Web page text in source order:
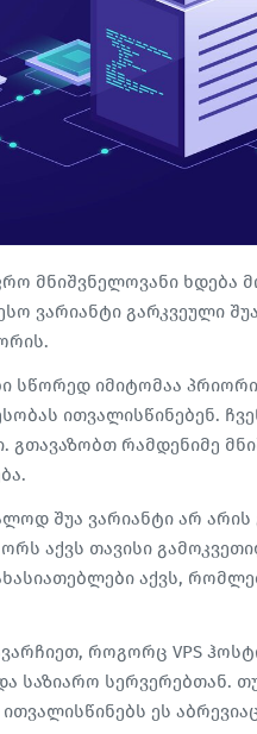
მნიშვნელოვანი ხდება
ვარიანტი გარკვეული
სწორედ იმიტომაა
ითვალისწინებენ.
გთავაზობთ რამდენიმე
შუა ვარიანტი არ
აქვს თავისი
აქვს,
როგორც VPS
საზიარო სერვერებთან.
ითვალისწინებს ეს